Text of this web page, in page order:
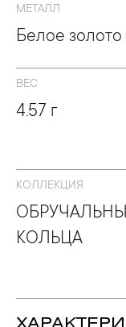
МЕТАЛЛ
Белое
ВЕС
4.57 г
КОЛЛЕКЦИЯ
КОЛЬЦА